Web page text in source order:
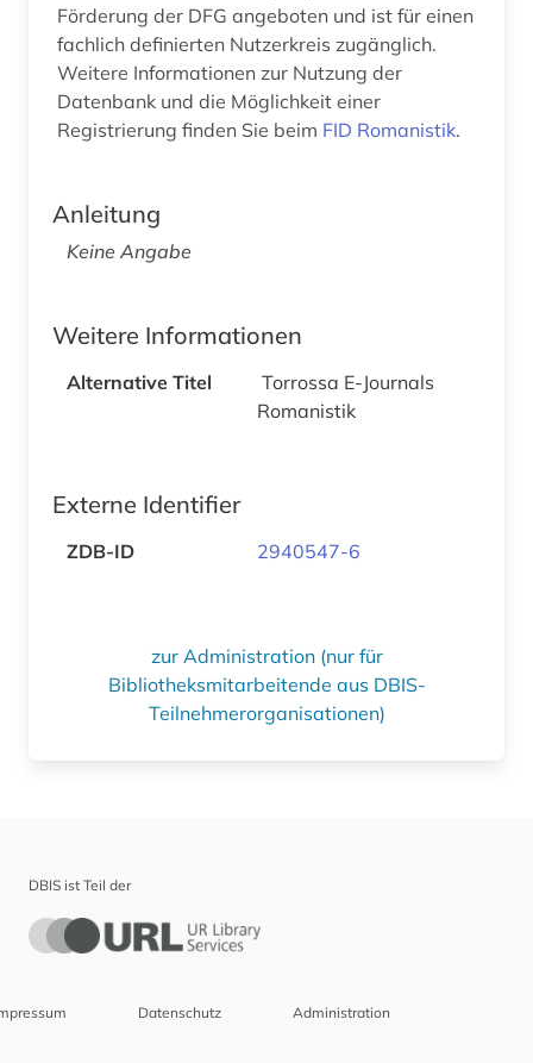
Förderung der DFG angeboten und ist für einen
fachlich definierten Nutzerkreis zugänglich.
Weitere Informationen zur Nutzung der
Datenbank und die Möglichkeit einer
Registrierung finden Sie beim FID Romanistik.
Anleitung
Keine Angabe
Weitere Informationen
Alternative Titel
Torrossa E-Journals
Romanistik
Externe Identifier
ZDB-ID 2940547-6
zur Administration (nur für
Bibliotheksmitarbeitende aus DBIS-
Teilnehmerorganisationen)
DBIS ist Teil der
Datenschutz Administration